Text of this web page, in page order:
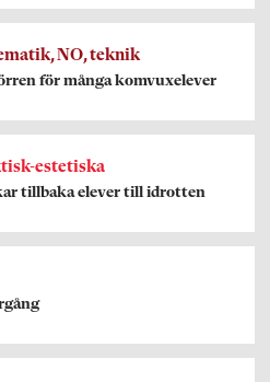
NO, teknik
för många komvuxelever
estetiska
tillbaka elever till idrotten